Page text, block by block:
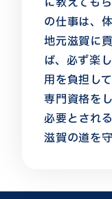
の仕事は、
地元滋賀に
ば、必ず楽
用を負担し
専門資格を
必要とされ
滋賀の道を